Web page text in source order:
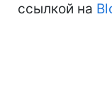
ссылкой на